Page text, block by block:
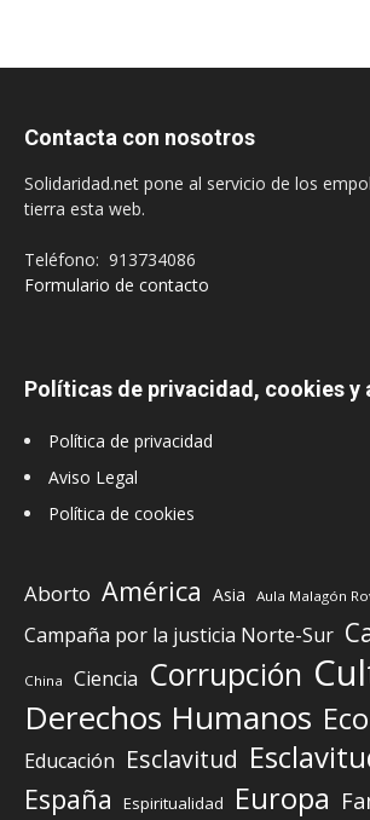
Contacta con nosotros
Solidaridad.net pone al servicio de los
tierra esta web.
Teléfono: 913734086
Formulario de contacto
Políticas de privacidad, cookies y
Política de privacidad
Aviso Legal
Política de cookies
Aborto América Asia Aula Malagón
Campaña por la justicia Norte-Sur
China Ciencia Corrupción
Derechos Humanos
Educación Esclavitud
España Espiritualidad Europa